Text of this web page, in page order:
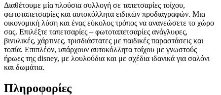
Διαθέτουμε μία πλούσια συλλογή σε ταπετσαρίες τοίχου,
φωτοταπετσαρίες και αυτοκόλλητα ειδικών προδιαγραφών. Μια
οικονομική λύση και ένας εύκολος τρόπος να ανανεώσετε το χώρο
σας. Επιλέξτε ταπετσαρίες – φωτοταπετσαρίες ανάγλυφες,
βινυλικές, χάρτινες, τρισδιάστατες με παιδικές παραστάσεις και
τοπία. Επιπλέον, υπάρχουν αυτοκόλλητα τοίχου με γνωστούς
ήρωες της disney, με λουλούδια και με σχέδια ιδανικά για σαλόνι
και δωμάτια.
Πληροφορίες